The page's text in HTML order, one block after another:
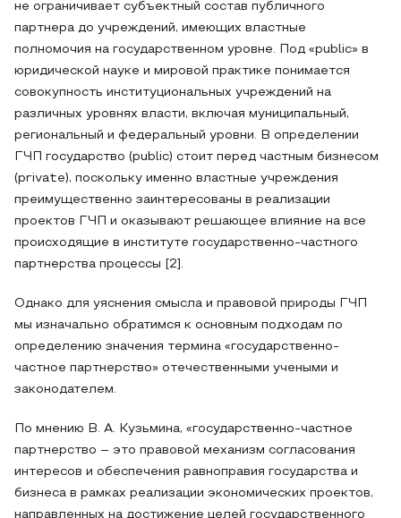
не ограничивает субъектный состав публичного
партнера до учреждений, имеющих властные
полномочия на государственном уровне. Под «public» в
юридической науке и мировой практике понимается
совокупность институциональных учреждений на
различных уровнях власти, включая муниципальный,
региональный и федеральный уровни. В определении
ГЧП государство (public) стоит перед частным бизнесом
(private), поскольку именно властные учреждения
преимущественно заинтересованы в реализации
проектов ГЧП и оказывают решающее влияние на все
происходящие в институте государственно-частного
партнерства процессы [2].
Однако для уяснения смысла и правовой природы ГЧП
мы изначально обратимся к основным подходам по
определению значения термина «государственно-
частное партнерство» отечественными учеными и
законодателем.
По мнению В. А. Кузьмина, «государственно-частное
партнерство – это правовой механизм согласования
интересов и обеспечения равноправия государства и
бизнеса в рамках реализации экономических проектов,
направленных на достижение целей государственного